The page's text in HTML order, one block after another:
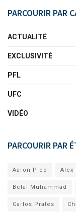
PARCOURIR PAR
ACTUALITÉ
EXCLUSIVITÉ
PFL
UFC
VIDÉO
PARCOURIR PAR
Aaron Pico Alex
Belal Muhammad
Carlos Prates